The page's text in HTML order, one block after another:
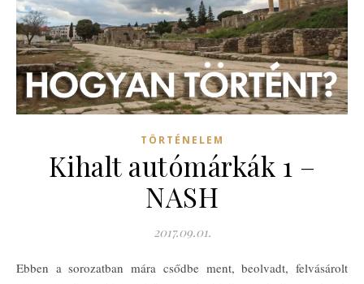
TÖRTÉNELEM
Kihalt autómárkák 1 –
NASH
2017.09.01.
Ebben a sorozatban mára csődbe ment, beolvadt, felvásárolt